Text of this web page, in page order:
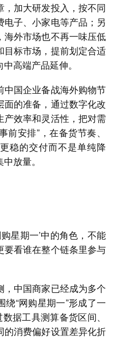
加大研发投入，按不同
子、小家电等产品；另
外市场也不再一味压低
标市场，提前划定合适
高端产品延伸。
中国企业备战海外购物节
的准备，通过数字化改
效率和灵活性，把对需
前安排”，在备货节奏、
稳的交付而不是单纯降
放量。
星期一’中的角色，不能
要看谁在整个链条里参与
中国商家已经成为多个
“网购星期一”形成了一
据工具测算备货区间、
消费偏好设置差异化折